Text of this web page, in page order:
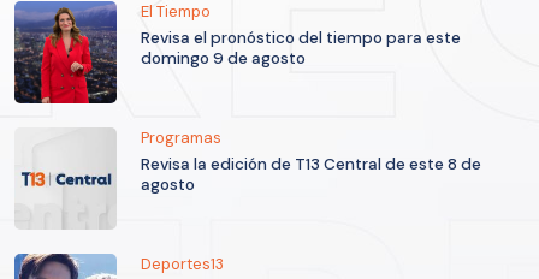
El Tiempo
Revisa el pronóstico del tiempo para este
domingo 9 de agosto
Programas
Revisa la edición de T13 Central de este 8 de
agosto
Deportes13